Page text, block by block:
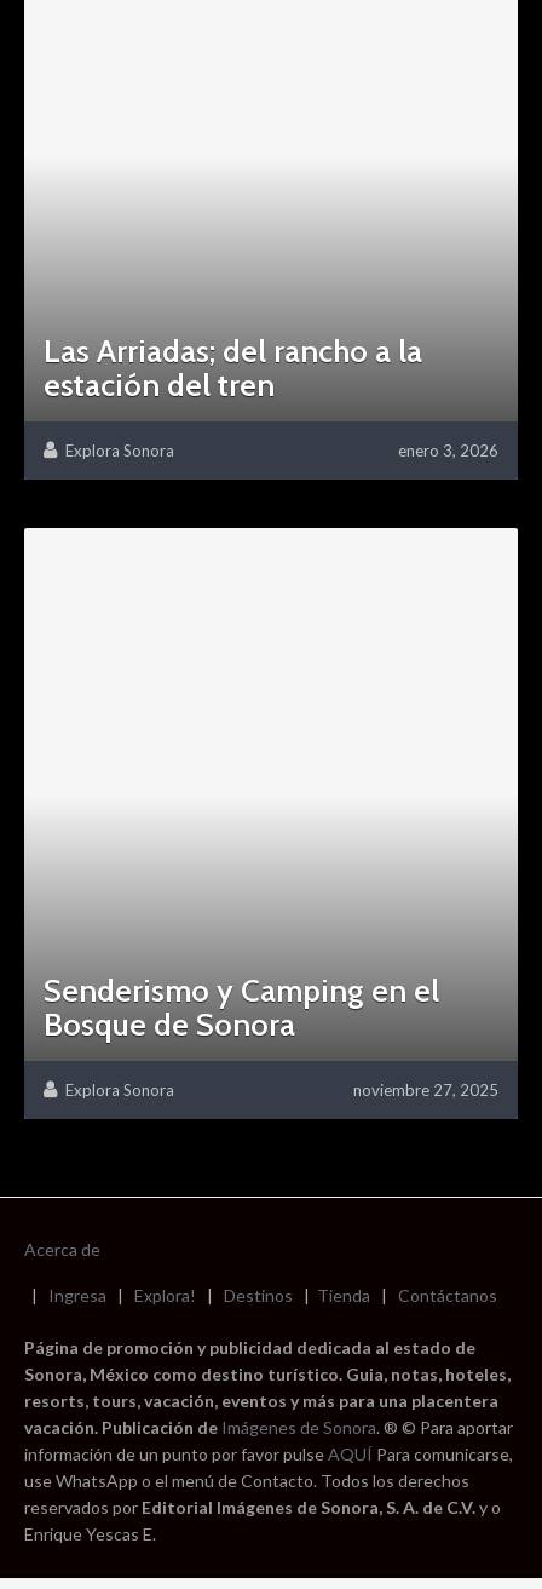
Las Arriadas; del rancho a la
estación del tren
Explora Sonora enero 3, 2026
Senderismo y Camping en el
Bosque de Sonora
Explora Sonora noviembre 27, 2025
Acerca de
| Ingresa | Explora! | Destinos | Tienda | Contáctanos
Página de promoción y publicidad dedicada al estado de
Sonora, México como destino turístico. Guia, notas, hoteles,
resorts, tours, vacación, eventos y más para una placentera
vacación. Publicación de Imágenes de Sonora. ® © Para aportar
información de un punto por favor pulseAQUÍ Para comunicarse,
use WhatsApp o el menú de Contacto. Todos los derechos
reservados por Editorial Imágenes de Sonora, S. A. de C.V.y o
Enrique Yescas E.